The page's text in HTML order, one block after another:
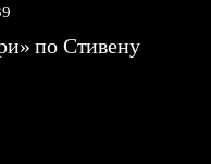
по Стивену